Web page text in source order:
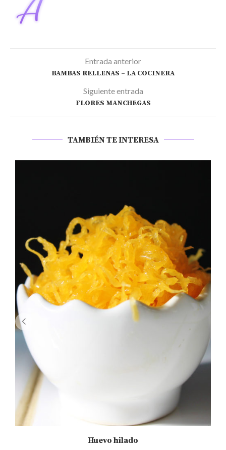
Entrada anterior
BAMBAS RELLENAS – LA COCINERA
Siguiente entrada
FLORES MANCHEGAS
TAMBIÉN TE INTERESA
Huevo hilado